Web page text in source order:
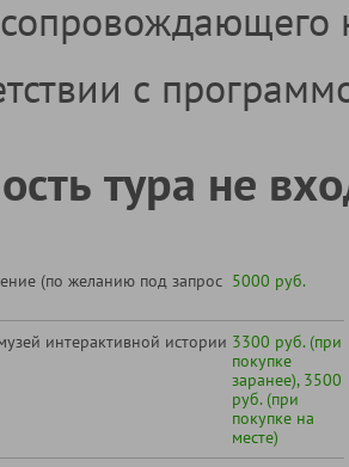
с
тура не
(по желанию под запрос 5000 руб.
интерактивной истории 3300 руб. (при
покупке
заранее), 3500
руб. (при
покупке на
месте)